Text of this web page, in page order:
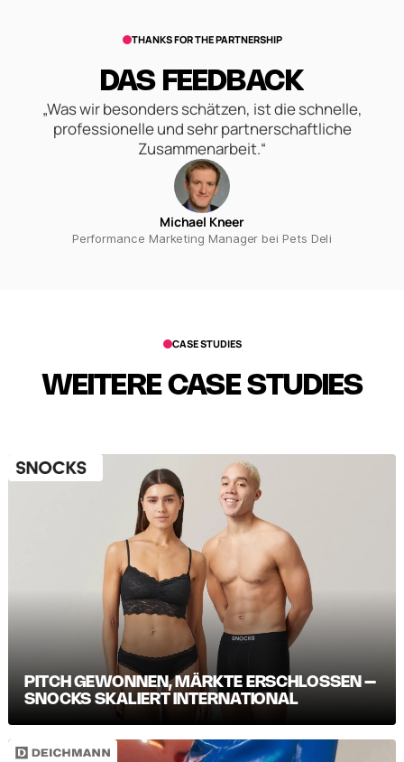
THANKS FOR THE PARTNERSHIP
DAS FEEDBACK
„Was wir besonders schätzen, ist die schnelle,
professionelle und sehr partnerschaftliche
Zusammenarbeit.“
Michael Kneer
Performance Marketing Manager bei Pets Deli
CASE STUDIES
WEITERE CASE STUDIES
PITCH GEWONNEN, MÄRKTE ERSCHLOSSEN –
SNOCKS SKALIERT INTERNATIONAL